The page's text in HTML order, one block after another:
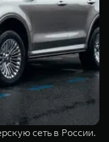
TANK 700
Сила
сеть в России.